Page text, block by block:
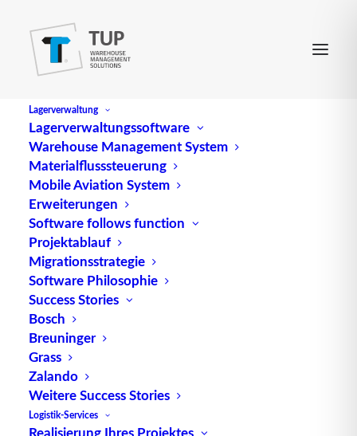
Lagerverwaltung
Lagerverwaltungssoftware
Warehouse Management System
Materialflusssteuerung
Mobile Aviation System
Erweiterungen
Software follows function
Projektablauf
Migrationsstrategie
Software Philosophie
Success Stories
Bosch
Breuninger
Grass
Zalando
Weitere Success Stories
Logistik-Services
Realisierung Ihres Projektes
Individualvertrag
ist ein Vertrag im Sinne der §§ 145 ff. BGB, der
individuell zwischen den Vertragsparteien
ausgehandelt und nicht von einer Seite gestellt
wurde (im Gegensatz zu Allgemeinen
Geschäftsbedingungen). In der Logistik wird häufig
irrtümlich ein Individualvertrag angenommen,
obwohl tatsächlich Geschäftsbedingungen im Sinne
der §§ 449 und 466 HGB vorliegen.
Quelle: logipedia / Fraunhofer IML